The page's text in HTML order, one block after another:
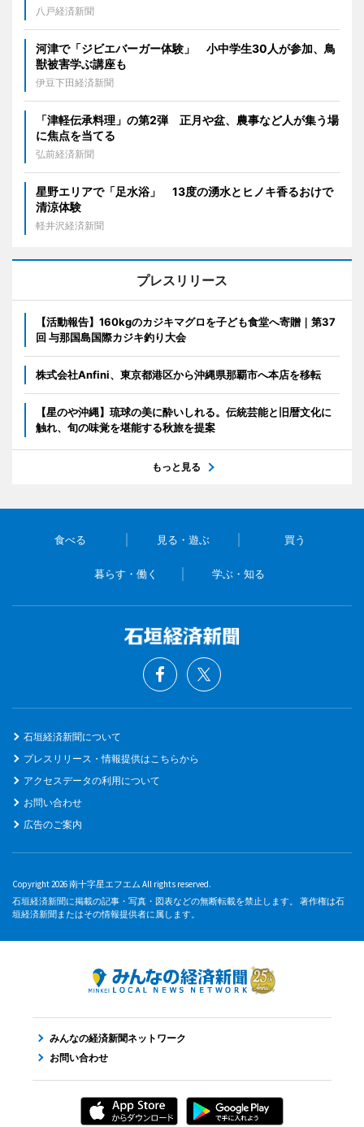
八戸経済新聞
河津で「ジビエバーガー体験」 小中学生30人が参加、鳥
獣被害学ぶ講座も
伊豆下田経済新聞
「津軽伝承料理」の第2弾 正月や盆、農事など人が集う場
に焦点を当てる
弘前経済新聞
星野エリアで「足水浴」 13度の湧水とヒノキ香るおけで
清涼体験
軽井沢経済新聞
プレスリリース
【活動報告】160kgのカジキマグロを子ども食堂へ寄贈｜第37
回 与那国島国際カジキ釣り大会
株式会社Anfini、東京都港区から沖縄県那覇市へ本店を移転
【星のや沖縄】琉球の美に酔いしれる。伝統芸能と旧暦文化に
触れ、旬の味覚を堪能する秋旅を提案
もっと見る
食べる 見る・遊ぶ 買う
暮らす・働く 学ぶ・知る
石垣経済新聞について
プレスリリース・情報提供はこちらから
アクセスデータの利用について
お問い合わせ
広告のご案内
Copyright 2026 南十字星エフエム All rights reserved.
石垣経済新聞に掲載の記事・写真・図表などの無断転載を禁止します。 著作権は石
垣経済新聞またはその情報提供者に属します。
みんなの経済新聞ネットワーク
お問い合わせ